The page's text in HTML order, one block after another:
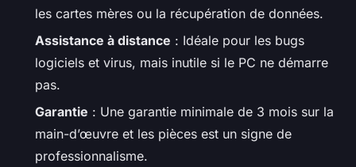
les cartes mères ou la récupération de données.
Assistance à distance : Idéale pour les bugs
logiciels et virus, mais inutile si le PC ne démarre
pas.
Garantie : Une garantie minimale de 3 mois sur la
main-d’œuvre et les pièces est un signe de
professionnalisme.